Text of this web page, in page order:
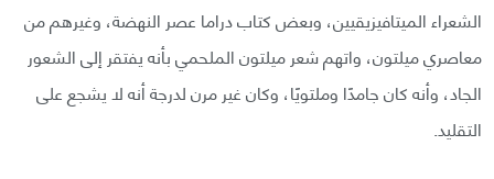
الشعراء الميتافيزيقيين، وبعض كتاب دراما عصر النهضة، وغيرهم من
معاصري ميلتون، واتهم شعر ميلتون الملحمي بأنه يفتقر إلى الشعور
الجاد، وأنه كان جامدًا وملتويًا، وكان غير مرن لدرجة أنه لا يشجع على
التقليد.